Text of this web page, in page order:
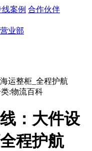
线案例 合作伙伴
业部
运整柜_全程护航
类:物流百科
：大件设
程护航